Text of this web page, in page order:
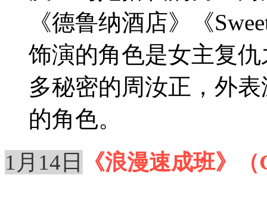
《德鲁纳酒店》《
饰演的角色是女主复
多秘密的周汝正，外
的角色。
1月14日 《浪漫速成班》